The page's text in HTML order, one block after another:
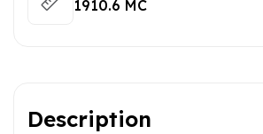
1910.6 MC
Description